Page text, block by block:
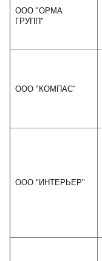
ООО "ОРМА
ГРУПП"
ООО "КОМПАС"
ООО "ИНТЕРЬЕР"